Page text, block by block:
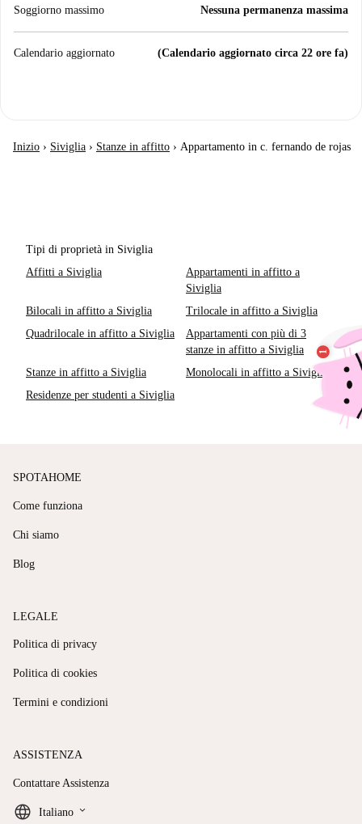
Soggiorno massimo Nessuna permanenza massima
Calendario aggiornato (Calendario aggiornato circa 22 ore fa)
Inizio › Siviglia › Stanze in affitto › Appartamento in c. fernando de rojas
Tipi di proprietà in Siviglia
Affitti a Siviglia
Appartamenti in affitto a
Siviglia
Bilocali in affitto a Siviglia
Trilocale in affitto a Siviglia
Quadrilocale in affitto a Siviglia
Appartamenti con più di 3
stanze in affitto a Siviglia
Stanze in affitto a Siviglia
Monolocali in affitto a Siviglia
Residenze per studenti a Siviglia
SPOTAHOME
Come funziona
Chi siamo
Blog
LEGALE
Politica di privacy
Politica di cookies
Termini e condizioni
ASSISTENZA
Contattare Assistenza
Italiano keyboard_arrow_down